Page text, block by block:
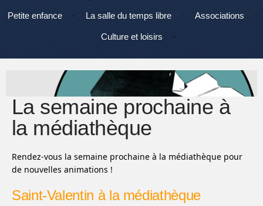
Petite enfance La salle du temps libre Associations
Culture et loisirs
La semaine prochaine à
la médiathèque
Rendez-vous la semaine prochaine à la médiathèque pour
de nouvelles animations !
Saint-Valentin à la médiathèque